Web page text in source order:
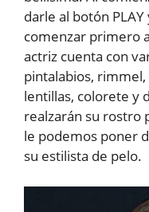
darle al botón PLAY
comenzar primero
actriz cuenta con
pintalabios,
lentillas, colorete y
realzarán su rostro
le podemos poner
su estilista de pelo.